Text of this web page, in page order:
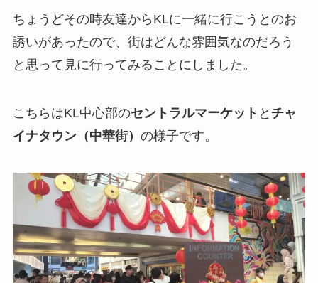
ちょうどその時友達からKLに一緒に行こうとのお
誘いがあったので、街はどんな雰囲気なのだろう
と思って見に行ってみることにしました。
こちらはKL中心部のセントラルマーケット と チャ
イナタウン（中華街） の様子です。